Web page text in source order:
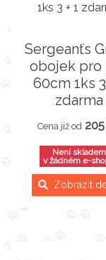
Sergeanťs
obojek pro
60cm 1ks 3
zdarma
Cena již od
Není skladem
v žádném e-
Zobrazit